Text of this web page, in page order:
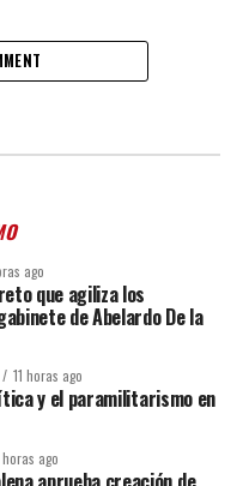
ago
que agiliza los
de Abelardo De la
11 horas ago
y el paramilitarismo en
horas ago